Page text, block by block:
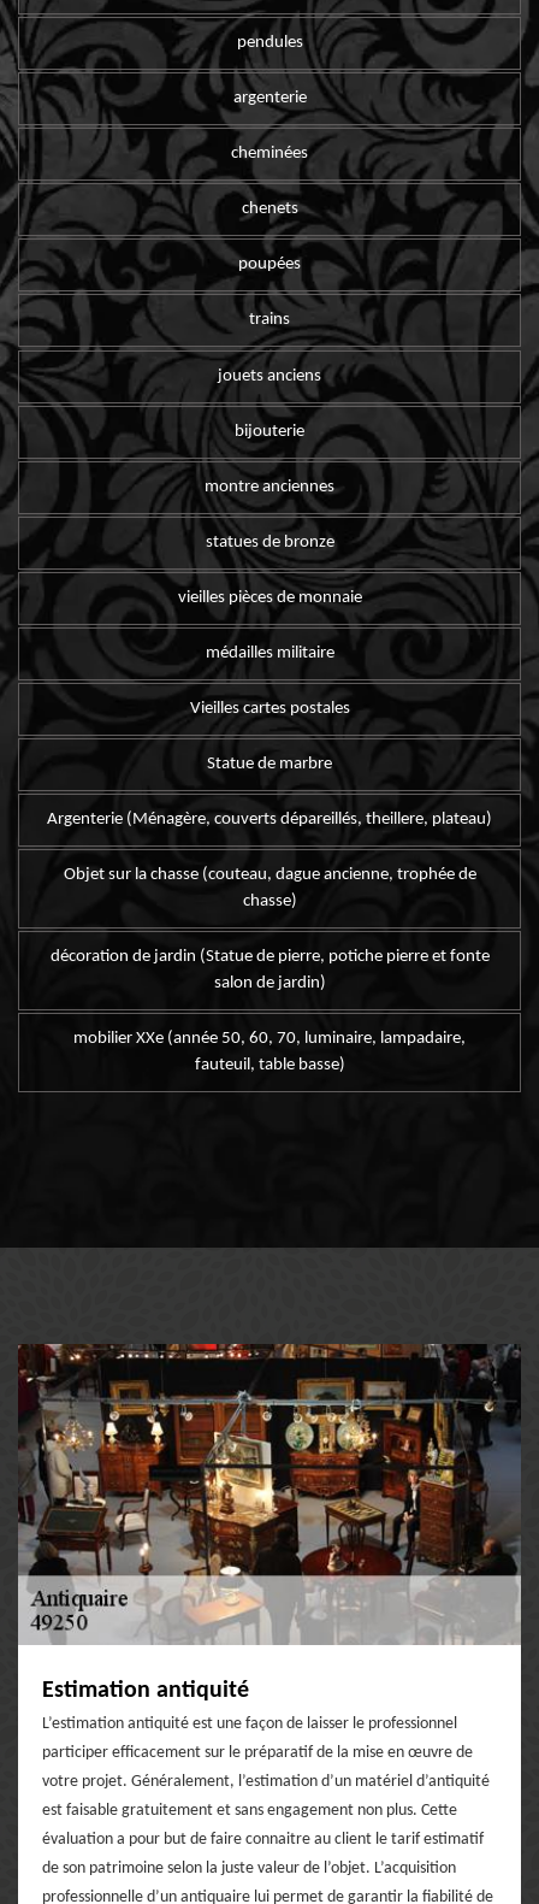
pendules
argenterie
cheminées
chenets
poupées
trains
jouets anciens
bijouterie
montre anciennes
statues de bronze
vieilles pièces de monnaie
médailles militaire
Vieilles cartes postales
Statue de marbre
Argenterie (Ménagère, couverts dépareillés, theillere, plateau)
Objet sur la chasse (couteau, dague ancienne, trophée de
chasse)
décoration de jardin (Statue de pierre, potiche pierre et fonte
salon de jardin)
mobilier XXe (année 50, 60, 70, luminaire, lampadaire,
fauteuil, table basse)
Estimation antiquité
L’estimation antiquité est une façon de laisser le professionnel
participer efficacement sur le préparatif de la mise en œuvre de
votre projet. Généralement, l’estimation d’un matériel d’antiquité
est faisable gratuitement et sans engagement non plus. Cette
évaluation a pour but de faire connaitre au client le tarif estimatif
de son patrimoine selon la juste valeur de l’objet. L’acquisition
professionnelle d’un antiquaire lui permet de garantir la fiabilité de